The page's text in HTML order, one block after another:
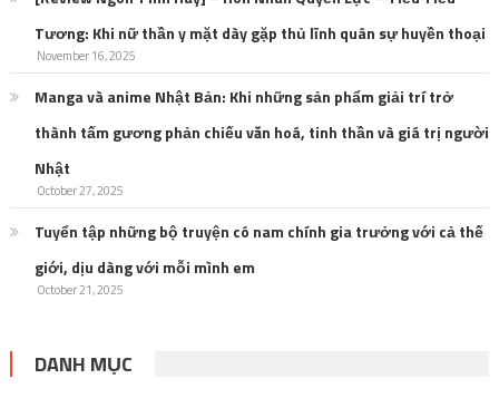
Tương: Khi nữ thần y mặt dày gặp thủ lĩnh quân sự huyền thoại
November 16, 2025
Manga và anime Nhật Bản: Khi những sản phẩm giải trí trở
thành tấm gương phản chiếu văn hoá, tinh thần và giá trị người
Nhật
October 27, 2025
Tuyển tập những bộ truyện có nam chính gia trưởng với cả thế
giới, dịu dàng với mỗi mình em
October 21, 2025
DANH MỤC